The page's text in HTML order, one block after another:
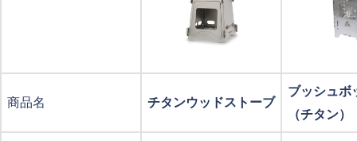
商品名 チタンウッドストーブ
ブッシュボ
（チタン）